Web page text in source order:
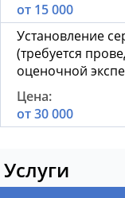
от 15 000
Установление
(требуется
оценочной
от 30 000
Услуги